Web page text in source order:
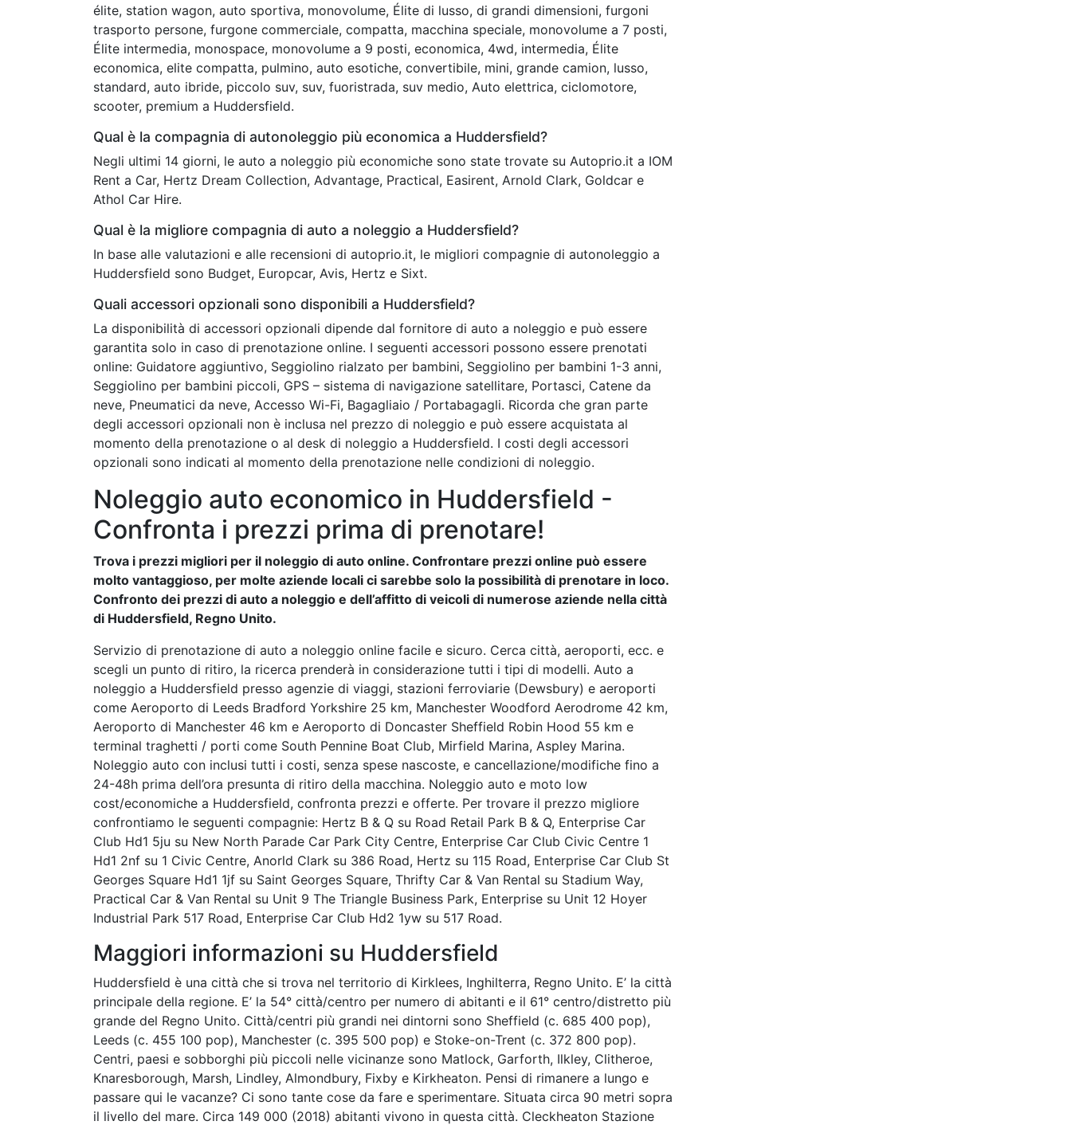
élite, station wagon, auto sportiva, monovolume, Élite di lusso, di grandi dimensioni, furgoni
trasporto persone, furgone commerciale, compatta, macchina speciale, monovolume a 7 posti,
Élite intermedia, monospace, monovolume a 9 posti, economica, 4wd, intermedia, Élite
economica, elite compatta, pulmino, auto esotiche, convertibile, mini, grande camion, lusso,
standard, auto ibride, piccolo suv, suv, fuoristrada, suv medio, Auto elettrica, ciclomotore,
scooter, premium a Huddersfield.
Qual è la compagnia di autonoleggio più economica a Huddersfield?
Negli ultimi 14 giorni, le auto a noleggio più economiche sono state trovate su Autoprio.it a IOM
Rent a Car, Hertz Dream Collection, Advantage, Practical, Easirent, Arnold Clark, Goldcar e
Athol Car Hire.
Qual è la migliore compagnia di auto a noleggio a Huddersfield?
In base alle valutazioni e alle recensioni di autoprio.it, le migliori compagnie di autonoleggio a
Huddersfield sono Budget, Europcar, Avis, Hertz e Sixt.
Quali accessori opzionali sono disponibili a Huddersfield?
La disponibilità di accessori opzionali dipende dal fornitore di auto a noleggio e può essere
garantita solo in caso di prenotazione online. I seguenti accessori possono essere prenotati
online: Guidatore aggiuntivo, Seggiolino rialzato per bambini, Seggiolino per bambini 1-3 anni,
Seggiolino per bambini piccoli, GPS – sistema di navigazione satellitare, Portasci, Catene da
neve, Pneumatici da neve, Accesso Wi-Fi, Bagagliaio / Portabagagli. Ricorda che gran parte
degli accessori opzionali non è inclusa nel prezzo di noleggio e può essere acquistata al
momento della prenotazione o al desk di noleggio a Huddersfield. I costi degli accessori
opzionali sono indicati al momento della prenotazione nelle condizioni di noleggio.
Noleggio auto economico in Huddersfield -
Confronta i prezzi prima di prenotare!
Trova i prezzi migliori per il noleggio di auto online. Confrontare prezzi online può essere
molto vantaggioso, per molte aziende locali ci sarebbe solo la possibilità di prenotare in loco.
Confronto dei prezzi di auto a noleggio e dell’affitto di veicoli di numerose aziende nella città
di Huddersfield, Regno Unito.
Servizio di prenotazione di auto a noleggio online facile e sicuro. Cerca città, aeroporti, ecc. e
scegli un punto di ritiro, la ricerca prenderà in considerazione tutti i tipi di modelli. Auto a
noleggio a Huddersfield presso agenzie di viaggi, stazioni ferroviarie (Dewsbury) e aeroporti
come Aeroporto di Leeds Bradford Yorkshire 25 km, Manchester Woodford Aerodrome 42 km,
Aeroporto di Manchester 46 km e Aeroporto di Doncaster Sheffield Robin Hood 55 km e
terminal traghetti / porti come South Pennine Boat Club, Mirfield Marina, Aspley Marina.
Noleggio auto con inclusi tutti i costi, senza spese nascoste, e cancellazione/modifiche fino a
24-48h prima dell’ora presunta di ritiro della macchina. Noleggio auto e moto low
cost/economiche a Huddersfield, confronta prezzi e offerte. Per trovare il prezzo migliore
confrontiamo le seguenti compagnie: Hertz B & Q su Road Retail Park B & Q, Enterprise Car
Club Hd1 5ju su New North Parade Car Park City Centre, Enterprise Car Club Civic Centre 1
Hd1 2nf su 1 Civic Centre, Anorld Clark su 386 Road, Hertz su 115 Road, Enterprise Car Club St
Georges Square Hd1 1jf su Saint Georges Square, Thrifty Car & Van Rental su Stadium Way,
Practical Car & Van Rental su Unit 9 The Triangle Business Park, Enterprise su Unit 12 Hoyer
Industrial Park 517 Road, Enterprise Car Club Hd2 1yw su 517 Road.
Maggiori informazioni su Huddersfield
Huddersfield è una città che si trova nel territorio di Kirklees, Inghilterra, Regno Unito. E’ la città
principale della regione. E’ la 54° città/centro per numero di abitanti e il 61° centro/distretto più
grande del Regno Unito. Città/centri più grandi nei dintorni sono Sheffield (c. 685 400 pop),
Leeds (c. 455 100 pop), Manchester (c. 395 500 pop) e Stoke-on-Trent (c. 372 800 pop).
Centri, paesi e sobborghi più piccoli nelle vicinanze sono Matlock, Garforth, Ilkley, Clitheroe,
Knaresborough, Marsh, Lindley, Almondbury, Fixby e Kirkheaton. Pensi di rimanere a lungo e
passare qui le vacanze? Ci sono tante cose da fare e sperimentare. Situata circa 90 metri sopra
il livello del mare. Circa 149 000 (2018) abitanti vivono in questa città. Cleckheaton Stazione